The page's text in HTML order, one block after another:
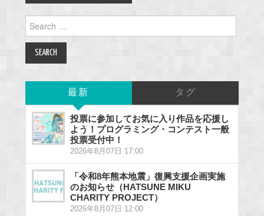
for:
最新 タグ
投票に参加してお気に入り作品を応援し
よう！プログラミング・コンテスト一般
投票受付中！
2026年8月07日 17:00
「令和8年熊本地震」復興支援企画実施
のお知らせ（HATSUNE MIKU
CHARITY PROJECT）
2026年8月07日 12:00